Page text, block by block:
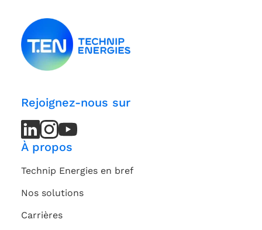
Rejoignez-nous sur
LinkedIn
LinkedIn
Instagram
Instagram
Youtube
Channel
À propos
Technip Energies en bref
Nos solutions
Carrières